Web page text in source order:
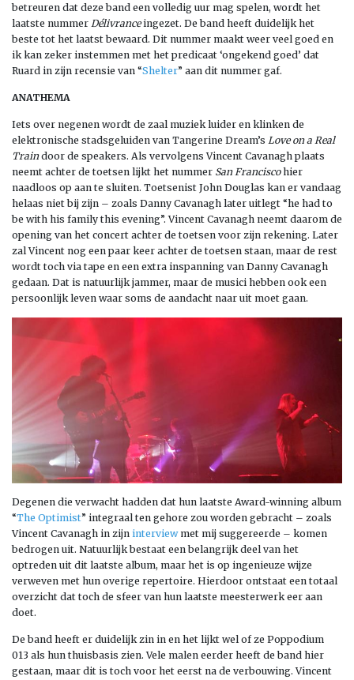
betreuren dat deze band een volledig uur mag spelen, wordt het
laatste nummer Délivranceingezet. De band heeft duidelijk het
beste tot het laatst bewaard. Dit nummer maakt weer veel goed en
ik kan zeker instemmen met het predicaat ‘ongekend goed’ dat
Ruard in zijn recensie van “Shelter” aan dit nummer gaf.
ANATHEMA
Iets over negenen wordt de zaal muziek luider en klinken de
elektronische stadsgeluiden van Tangerine Dream’s Love on a Real
Traindoor de speakers. Als vervolgens Vincent Cavanagh plaats
neemt achter de toetsen lijkt het nummer San Franciscohier
naadloos op aan te sluiten. Toetsenist John Douglas kan er vandaag
helaas niet bij zijn – zoals Danny Cavanagh later uitlegt “he had to
be with his family this evening”. Vincent Cavanagh neemt daarom de
opening van het concert achter de toetsen voor zijn rekening. Later
zal Vincent nog een paar keer achter de toetsen staan, maar de rest
wordt toch via tape en een extra inspanning van Danny Cavanagh
gedaan. Dat is natuurlijk jammer, maar de musici hebben ook een
persoonlijk leven waar soms de aandacht naar uit moet gaan.
Degenen die verwacht hadden dat hun laatste Award-winning album
“The Optimist” integraal ten gehore zou worden gebracht – zoals
Vincent Cavanagh in zijn interviewmet mij suggereerde – komen
bedrogen uit. Natuurlijk bestaat een belangrijk deel van het
optreden uit dit laatste album, maar het is op ingenieuze wijze
verweven met hun overige repertoire. Hierdoor ontstaat een totaal
overzicht dat toch de sfeer van hun laatste meesterwerk eer aan
doet.
De band heeft er duidelijk zin in en het lijkt wel of ze Poppodium
013 als hun thuisbasis zien. Vele malen eerder heeft de band hier
gestaan, maar dit is toch voor het eerst na de verbouwing. Vincent